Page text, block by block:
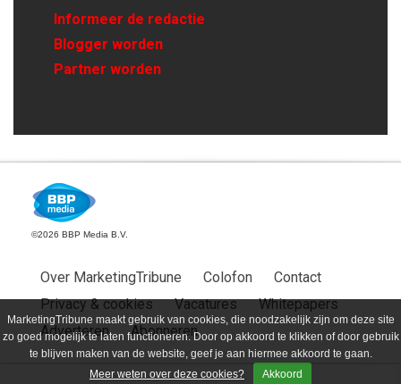
MarketingTribune maakt gebruik van cookies, die noodzakelijk zijn om deze site
zo goed mogelijk te laten functioneren. Door op akkoord te klikken of door gebruik
te blijven maken van de website, geef je aan hiermee akkoord te gaan.
Meer weten over deze cookies?
Akkoord
Informeer de redactie
Blogger worden
Partner worden
©2026 BBP Media B.V.
Over MarketingTribune Colofon
Contact
Privacy & cookies
Vacatures
Whitepapers
Adverteren
Abonneren